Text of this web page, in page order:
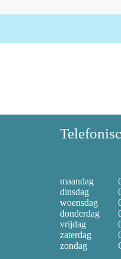
maandag
dinsdag
woensdag
donderdag
vrijdag
zaterdag
zondag